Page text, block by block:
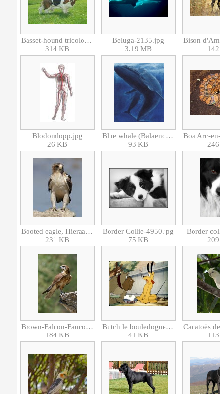
Basset-hound tricolore.jpg
314 KB
Beluga-2135.jpg
3.19 MB
Blodomlopp.jpg
26 KB
Blue whale (Balaenoptera musculus)-blåval-baleine bleue.jpg
93 KB
Booted eagle, Hieraaetus pennatus, at Kgalagadi 001 (32334023978).jpg
231 KB
Border Collie-4950.jpg
75 KB
Border
Brown-Falcon-Faucon bérigora (Falco berigora).jpg
184 KB
Butch le bouledogue et Pluto (Disney).jpg
41 KB